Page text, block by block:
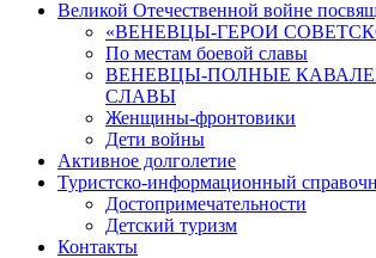
Великой Отечественной войне
«ВЕНЕВЦЫ-ГЕРОИ
По местам боевой славы
ВЕНЕВЦЫ-ПОЛНЫЕ
СЛАВЫ
Женщины-фронтовики
Дети войны
Активное долголетие
Туристско-информационный
Достопримечательности
Детский туризм
Контакты